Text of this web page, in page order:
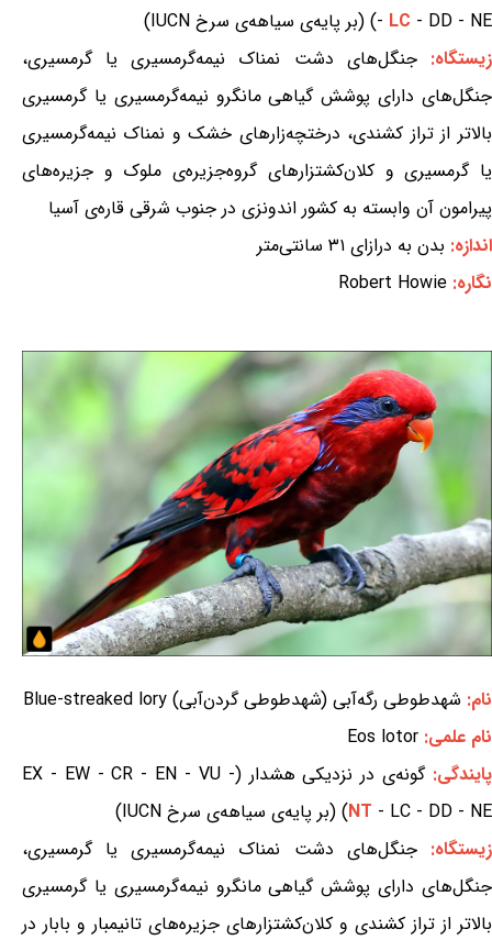
- LC - DD - NE) (بر پایه‌ی سیاهه‌ی سرخ IUCN)
زیستگاه:جنگل‌های دشت نمناک نیمه‌گرمسیری یا گرمسیری،
جنگل‌های دارای پوشش گیاهی مانگرو نیمه‌گرمسیری یا گرمسیری
بالاتر از تراز کشندی، درختچه‌زارهای خشک و نمناک نیمه‌گرمسیری
یا گرمسیری و کلان‌کشتزارهای گروه‌جزیره‌ی ملوک و جزیره‌های
پیرامون آن وابسته به کشور اندونزی در جنوب شرقی قاره‌ی آسیا
اندازه: بدن به درازای ۳۱ سانتی‌متر
نگاره: Robert Howie
نام: شهدطوطی رگه‌آبی (شهدطوطی گردن‌آبی) Blue-streaked lory
نام علمی: Eos lotor
پایندگی:گونه‌ی در نزدیکی هشدار (EX - EW - CR - EN - VU -
NT - LC - DD - NE) (بر پایه‌ی سیاهه‌ی سرخ IUCN)
زیستگاه:جنگل‌های دشت نمناک نیمه‌گرمسیری یا گرمسیری،
جنگل‌های دارای پوشش گیاهی مانگرو نیمه‌گرمسیری یا گرمسیری
بالاتر از تراز کشندی و کلان‌کشتزارهای جزیره‌های تانيمبار و بابار در